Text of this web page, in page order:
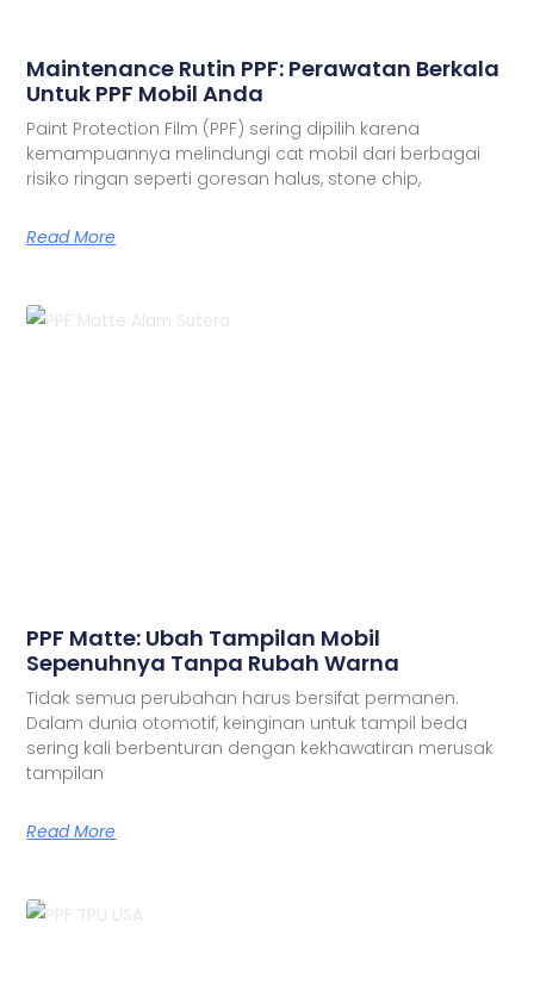
Maintenance Rutin PPF: Perawatan Berkala
Untuk PPF Mobil Anda
Paint Protection Film (PPF) sering dipilih karena
kemampuannya melindungi cat mobil dari berbagai
risiko ringan seperti goresan halus, stone chip,
Read More
PPF Matte: Ubah Tampilan Mobil
Sepenuhnya Tanpa Rubah Warna
Tidak semua perubahan harus bersifat permanen.
Dalam dunia otomotif, keinginan untuk tampil beda
sering kali berbenturan dengan kekhawatiran merusak
tampilan
Read More